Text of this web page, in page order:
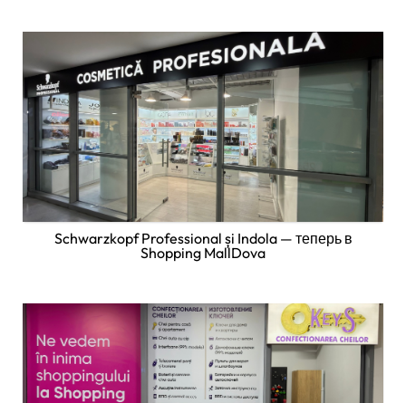
Schwarzkopf Professional și Indola — теперь в
Shopping MallDova